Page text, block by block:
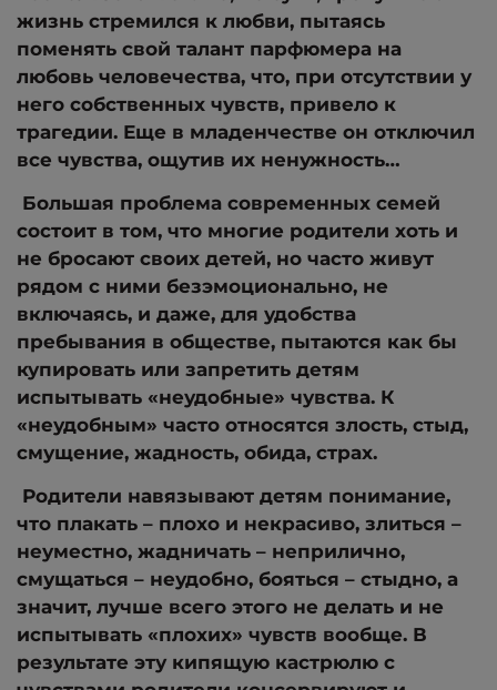
жизнь стремился к любви, пытаясь
поменять свой талант парфюмера на
любовь человечества, что, при отсутствии у
него собственных чувств, привело к
трагедии. Еще в младенчестве он отключил
все чувства, ощутив их ненужность…
Большая проблема современных семей
состоит в том, что многие родители хоть и
не бросают своих детей, но часто живут
рядом с ними безэмоционально, не
включаясь, и даже, для удобства
пребывания в обществе, пытаются как бы
купировать или запретить детям
испытывать «неудобные» чувства. К
«неудобным» часто относятся злость, стыд,
смущение, жадность, обида, страх.
Родители навязывают детям понимание,
что плакать – плохо и некрасиво, злиться –
неуместно, жадничать – неприлично,
смущаться – неудобно, бояться – стыдно, а
значит, лучше всего этого не делать и не
испытывать «плохих» чувств вообще. В
результате эту кипящую кастрюлю с